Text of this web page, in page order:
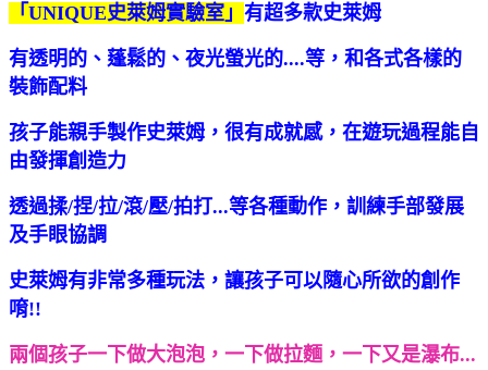
「UNIQUE史萊姆實驗室」 有超多款史萊姆
有透明的、蓬鬆的、夜光螢光的....等，和各式各樣的
裝飾配料
孩子能親手製作史萊姆，很有成就感，在遊玩過程能自
由發揮創造力
透過揉/捏/拉/滾/壓/拍打...等各種動作， 訓練手部發展
及手眼協調
史萊姆有非常多種玩法，讓孩子可以隨心所欲的創作
唷!!
兩個孩子一下做大泡泡，一下做拉麵，一下又是瀑布...